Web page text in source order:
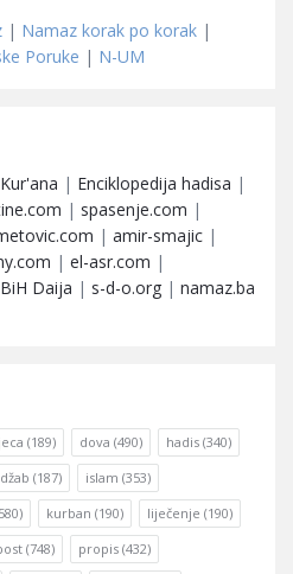
| Namaz korak po korak |
Poruke | N-UM
| Enciklopedija hadisa |
| spasenje.com |
| amir-smajic |
| el-asr.com |
Daija | s-d-o.org | namaz.ba
(189) dova (490) hadis (340)
(187) islam (353)
kurban (190) liječenje (190)
(748) propis (432)